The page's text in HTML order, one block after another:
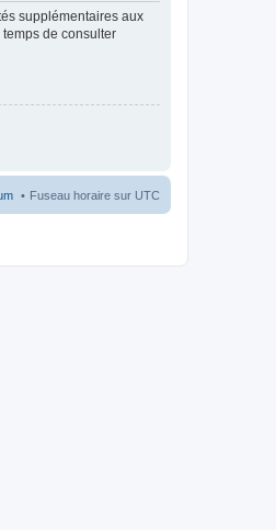
supplémentaires aux
de consulter
Fuseau horaire sur UTC